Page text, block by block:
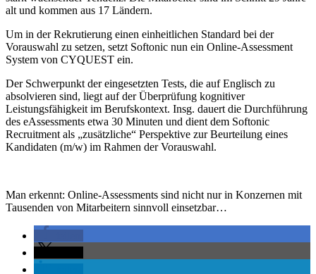
alt und kommen aus 17 Ländern.
Um in der Rekrutierung einen einheitlichen Standard bei der
Vorauswahl zu setzen, setzt Softonic nun ein Online-Assessment
System von CYQUEST ein.
Der Schwerpunkt der eingesetzten Tests, die auf Englisch zu
absolvieren sind, liegt auf der Überprüfung kognitiver
Leistungsfähigkeit im Berufskontext. Insg. dauert die Durchführung
des eAssessments etwa 30 Minuten und dient dem Softonic
Recruitment als „zusätzliche“ Perspektive zur Beurteilung eines
Kandidaten (m/w) im Rahmen der Vorauswahl.
Man erkennt: Online-Assessments sind nicht nur in Konzernen mit
Tausenden von Mitarbeitern sinnvoll einsetzbar…